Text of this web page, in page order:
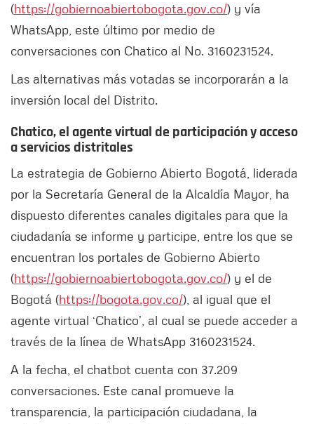
(https://gobiernoabiertobogota.gov.co/) y vía
WhatsApp, este último por medio de
conversaciones con Chatico al No. 3160231524.
Las alternativas más votadas se incorporarán a la
inversión local del Distrito.
Chatico, el agente virtual de participación y acceso
a servicios distritales
La estrategia de Gobierno Abierto Bogotá, liderada
por la Secretaría General de la Alcaldía Mayor, ha
dispuesto diferentes canales digitales para que la
ciudadanía se informe y participe, entre los que se
encuentran los portales de Gobierno Abierto
(https://gobiernoabiertobogota.gov.co/) y el de
Bogotá (https://bogota.gov.co/), al igual que el
agente virtual ‘Chatico’, al cual se puede acceder a
través de la línea de WhatsApp 3160231524.
A la fecha, el chatbot cuenta con 37.209
conversaciones. Este canal promueve la
transparencia, la participación ciudadana, la